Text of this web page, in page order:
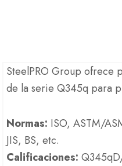
SteelPRO Group ofrece
de la serie Q345q para
Normas: ISO, ASTM/
JIS, BS, etc.
Calificaciones: